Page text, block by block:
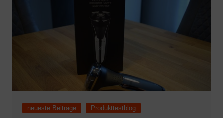
neueste Beiträge Produkttestblog